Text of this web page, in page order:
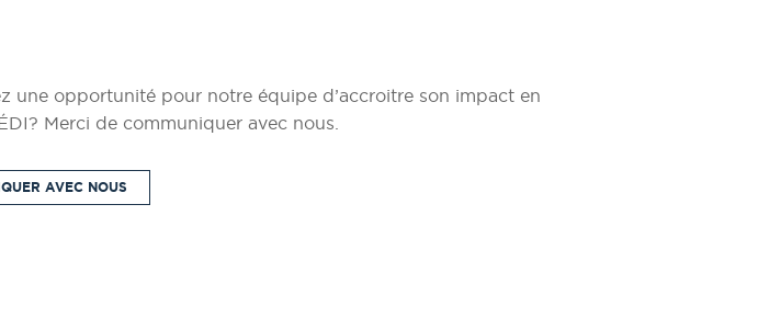
une opportunité pour notre équipe d’accroitre son impact en
Merci de communiquer avec nous.
AVEC NOUS